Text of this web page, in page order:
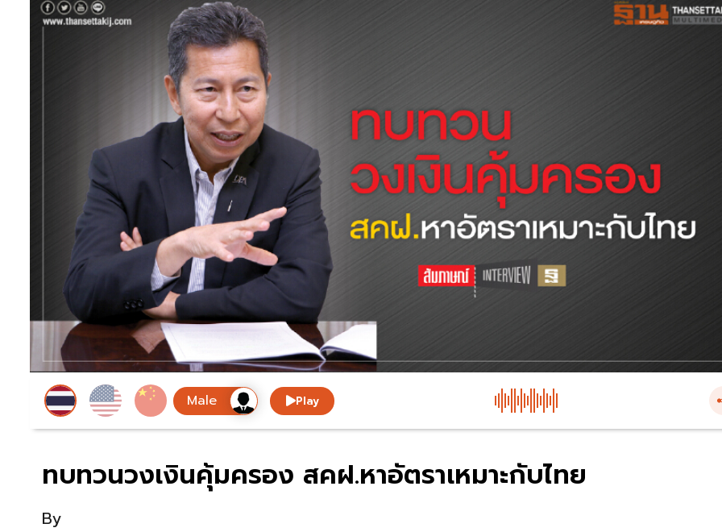
Play
ทบทวนวงเงินคุ้มครอง สคฝ.หาอัตราเหมาะกับไทย
By